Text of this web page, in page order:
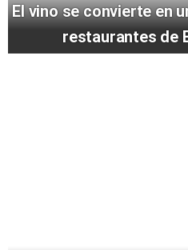
El vino se convierte en
restaurantes de